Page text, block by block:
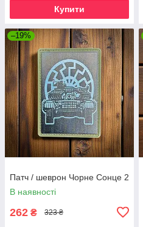
Купити
–19%
Патч / шеврон Чорне Сонце 2
В наявності
262 ₴ 323 ₴